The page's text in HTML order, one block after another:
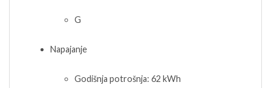
G
Napajanje
Godišnja potrošnja: 62 kWh